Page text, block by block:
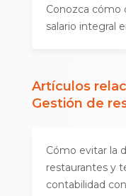
Conozca cómo
salario integral
Artículos
Gestión de
Cómo evitar la
restaurantes y
contabilidad